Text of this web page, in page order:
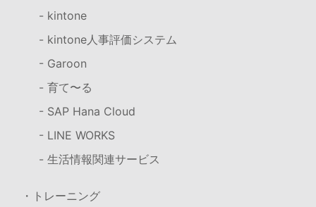
- kintone
- kintone人事評価システム
- Garoon
- 育て〜る
- SAP Hana Cloud
- LINE WORKS
- 生活情報関連サービス
・トレーニング